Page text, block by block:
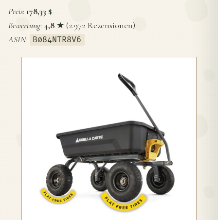
Preis: 178,33 $
Bewertung: 4,8 ★ (2.972 Rezensionen)
ASIN: B084NTR8V6